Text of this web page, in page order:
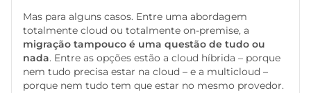
Mas para alguns casos. Entre uma abordagem
totalmente cloud ou totalmente on-premise, a
migração tampouco é uma questão de tudo ou
nada. Entre as opções estão a cloud híbrida – porque
nem tudo precisa estar na cloud – e a multicloud –
porque nem tudo tem que estar no mesmo provedor.